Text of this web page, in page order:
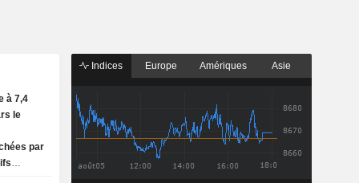
à 7,4
le
par
Indices Europe Amériques Asie